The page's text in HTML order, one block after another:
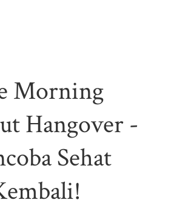
Morning
Hangover -
Sehat